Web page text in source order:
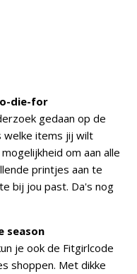
die-for
gedaan op de
welke items jij wilt
om aan alle
printjes aan te
bij jou past. Da's nog
season
je ook de Fitgirlcode
shoppen. Met dikke